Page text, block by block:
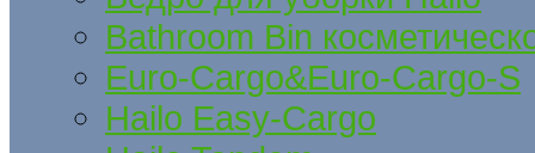
Bathroom Bin
Euro-Cargo&Euro-Cargo-S
Hailo Easy-Cargo